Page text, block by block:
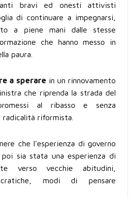
bravi ed onesti attivisti
di continuare a impegnarsi,
a piene mani dalle stesse
che hanno messo in
paura.
a sperare in un rinnovamento
che riprenda la strada del
al ribasso e senza
radicalità riformista.
che l’esperienza di governo
sia stata una esperienza di
verso vecchie abitudini,
modi di pensare